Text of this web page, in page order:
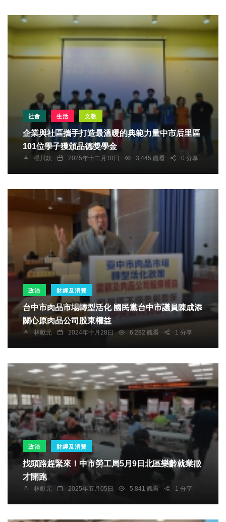
社會 生活 文教
企業與社區攜手打造最溫暖的典範力量中市后里區
101位學子獲頒品德獎學金
楊川欽 2025年十二月10日 3,445 觀看 0 分享
政治 財經及消費
台中市肉品市場轉型活化 國民黨台中市議員陳成添
關心原肉品公司股東權益
林獻元 2024年十月28日 6,282 觀看 1 分享
政治 財經及消費
找頭路趕緊來！中市勞工局5月9日北區樂齡就業徵
才開跑
林獻元 2025年五月05日 5,841 觀看 1 分享